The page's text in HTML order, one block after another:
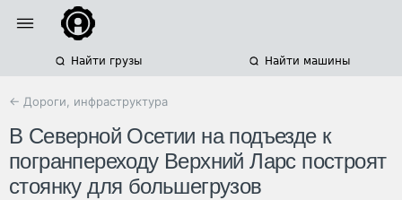
Найти грузы Найти машины
← Дороги, инфраструктура
В Северной Осетии на подъезде к
погранпереходу Верхний Ларс построят
стоянку для большегрузов